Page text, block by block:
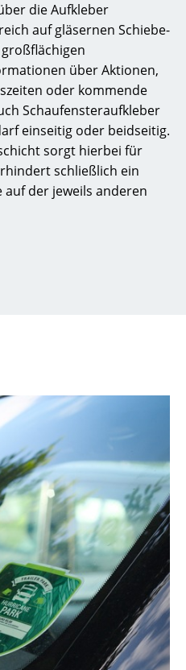
die Aufkleber
auf gläsernen Schiebe-
über Aktionen,
oder kommende
Schaufensteraufkleber
einseitig oder beidseitig.
sorgt hierbei für
schließlich ein
der jeweils anderen